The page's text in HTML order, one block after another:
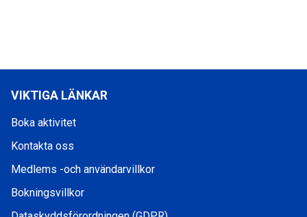
VIKTIGA LÄNKAR
Boka aktivitet
Kontakta oss
Medlems -och användarvillkor
Bokningsvillkor